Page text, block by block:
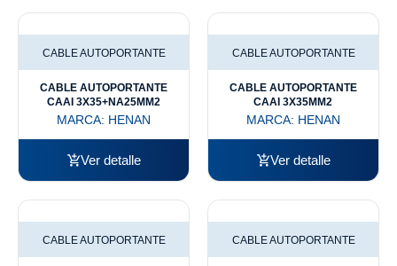
CABLE AUTOPORTANTE
CABLE AUTOPORTANTE
CAAI 3X35+NA25MM2
MARCA: HENAN
Ver detalle
CABLE AUTOPORTANTE
CABLE AUTOPORTANTE
CAAI 3X35MM2
MARCA: HENAN
Ver detalle
CABLE AUTOPORTANTE CABLE AUTOPORTANTE